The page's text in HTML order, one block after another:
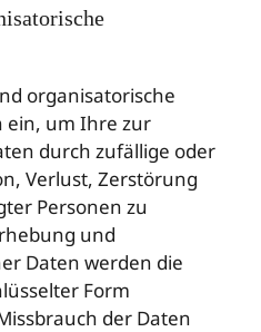
organisatorische
ein, um Ihre zur
durch zufällige oder
Verlust, Zerstörung
Personen zu
und
Daten werden die
Form
der Daten